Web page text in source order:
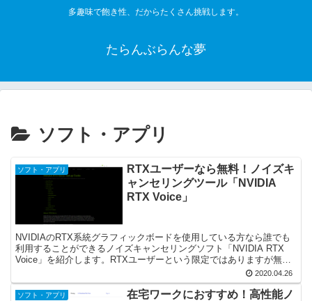
多趣味で飽き性、だからたくさん挑戦します。
たらんぶらんな夢
ソフト・アプリ
ソフト・アプリ
RTXユーザーなら無料！ノイズキ
ャンセリングツール「NVIDIA
RTX Voice」
NVIDIAのRTX系統グラフィックボードを使用している方なら誰でも
利用することができるノイズキャンセリングソフト「NVIDIA RTX
Voice」を紹介します。RTXユーザーという限定ではありますが無料
で高性能なノイズキャンセリングを体験することが可能です。2020.04.26
ソフト・アプリ
在宅ワークにおすすめ！高性能ノ